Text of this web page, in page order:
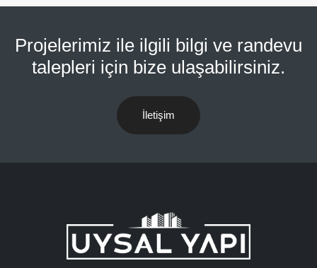
Projelerimiz ile ilgili bilgi ve randevu
talepleri için bize ulaşabilirsiniz.
İletişim